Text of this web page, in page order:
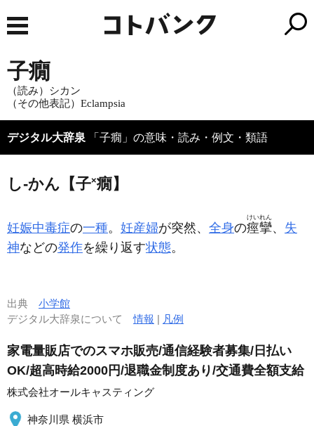
子癇
（読み）シカン
（その他表記）Eclampsia
デジタル大辞泉 「子癇」の意味・読み・例文・類語
し‐かん【子×癇】
妊娠中毒症の一種。 妊産婦が突然、 全身の痙攣
けいれん
、 失
神などの発作を繰り返す状態。
出典 小学館
デジタル大辞泉について情報 | 凡例
家電量販店でのスマホ販売/通信経験者募集/日払い
OK/超高時給2000円/退職金制度あり/交通費全額支給
株式会社オールキャスティング
神奈川県 横浜市